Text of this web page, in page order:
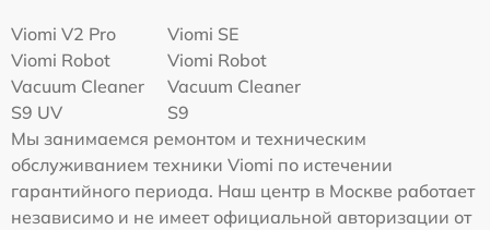
Viomi V2 Pro
Viomi SE
Viomi Robot
Vacuum Cleaner
S9 UV
Viomi Robot
Vacuum Cleaner
S9
Мы занимаемся ремонтом и техническим
обслуживанием техники Viomi по истечении
гарантийного периода. Наш центр в Москве работает
независимо и не имеет официальной авторизации от